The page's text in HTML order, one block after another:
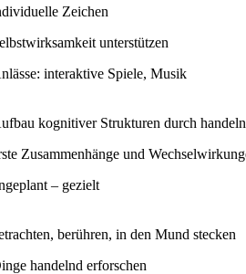
Zeichen
unterstützen
interaktive Spiele, Musik
kognitiver Strukturen durch
Zusammenhänge und
– gezielt
berühren, in den Mund stecken
handelnd erforschen